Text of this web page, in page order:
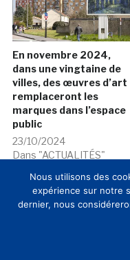
En novembre 2024,
dans une vingtaine de
villes, des œuvres d’art
remplaceront les
marques dans l’espace
public
23/10/2024
Dans "ACTUALITÉS"
Nous utilisons des
expérience sur notre
dernier, nous